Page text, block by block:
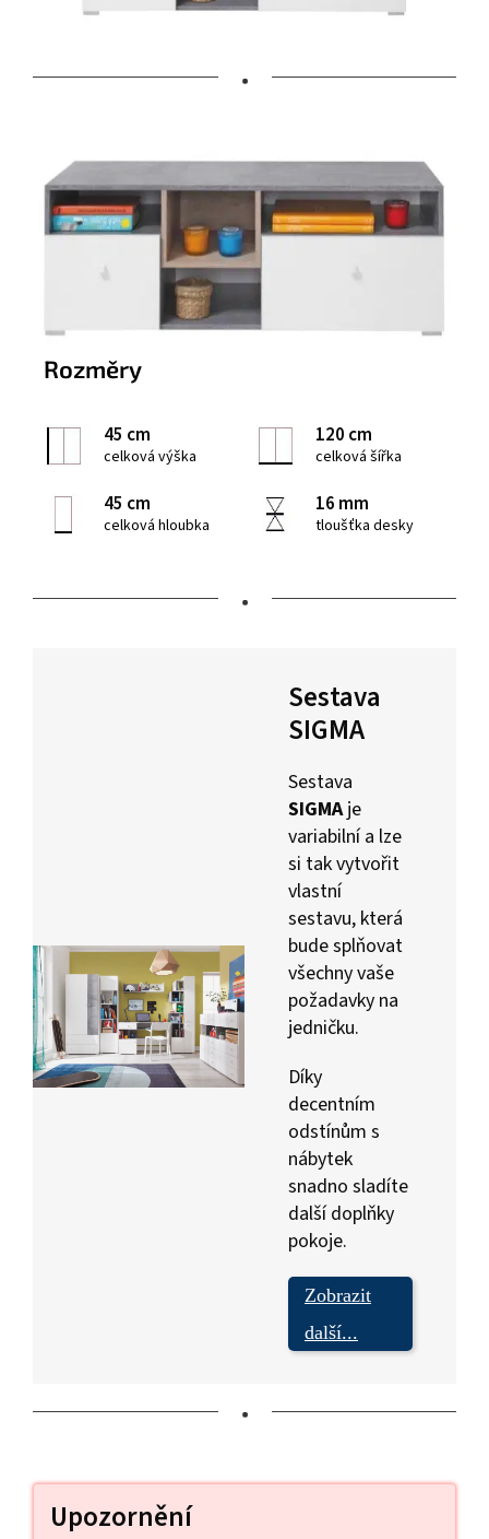
•
Rozměry
45 cm
celková výška
120 cm
celková šířka
45 cm
celková hloubka
16 mm
tloušťka desky
•
Sestava
SIGMA
Sestava
SIGMA je
variabilní a lze
si tak vytvořit
vlastní
sestavu, která
bude splňovat
všechny vaše
požadavky na
jedničku.
Díky
decentním
odstínům s
nábytek
snadno sladíte
další doplňky
pokoje.
Zobrazit
další...
•
Upozornění